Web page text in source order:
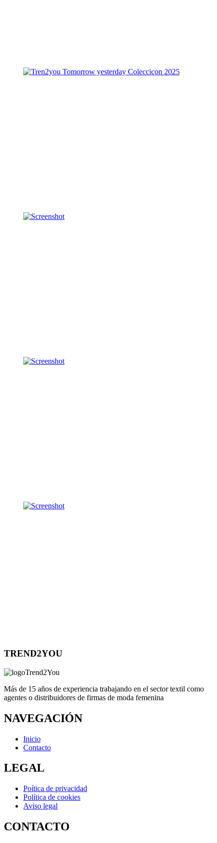
TREND2YOU
Más de 15 años de experiencia trabajando en el sector textil como
agentes o distribuidores de firmas de moda femenina
NAVEGACIÓN
Inicio
Contacto
LEGAL
Poítica de privacidad
Política de cookies
Aviso legal
CONTACTO